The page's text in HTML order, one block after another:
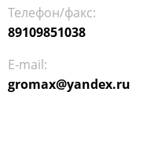
Телефон/факс:
89109851038
E-mail:
gromax@yandex.ru